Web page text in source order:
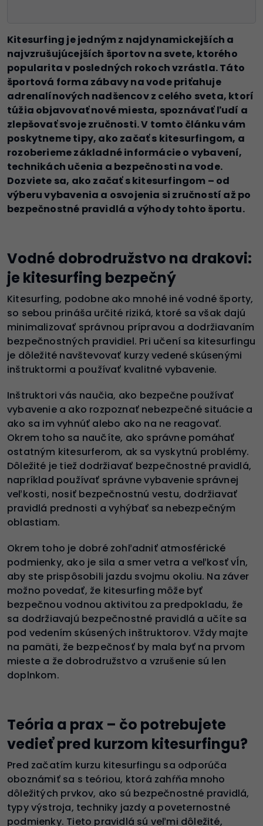
Kitesurfing je jedným z najdynamickejších a
najvzrušujúcejších športov na svete, ktorého
popularita v posledných rokoch vzrástla. Táto
športová forma zábavy na vode priťahuje
adrenalínových nadšencov z celého sveta, ktorí
túžia objavovať nové miesta, spoznávať ľudí a
zlepšovať svoje zručnosti. V tomto článku vám
poskytneme tipy, ako začať s kitesurfingom, a
rozoberieme základné informácie o vybavení,
technikách učenia a bezpečnosti na vode.
Dozviete sa, ako začať s kitesurfingom – od
výberu vybavenia a osvojenia si zručností až po
bezpečnostné pravidlá a výhody tohto športu.
Vodné dobrodružstvo na drakovi:
je kitesurfing bezpečný
Kitesurfing, podobne ako mnohé iné vodné športy,
so sebou prináša určité riziká, ktoré sa však dajú
minimalizovať správnou prípravou a dodržiavaním
bezpečnostných pravidiel. Pri učení sa kitesurfingu
je dôležité navštevovať kurzy vedené skúsenými
inštruktormi a používať kvalitné vybavenie.
Inštruktori vás naučia, ako bezpečne používať
vybavenie a ako rozpoznať nebezpečné situácie a
ako sa im vyhnúť alebo ako na ne reagovať.
Okrem toho sa naučíte, ako správne pomáhať
ostatným kitesurferom, ak sa vyskytnú problémy.
Dôležité je tiež dodržiavať bezpečnostné pravidlá,
napríklad používať správne vybavenie správnej
veľkosti, nosiť bezpečnostnú vestu, dodržiavať
pravidlá prednosti a vyhýbať sa nebezpečným
oblastiam.
Okrem toho je dobré zohľadniť atmosférické
podmienky, ako je sila a smer vetra a veľkosť vĺn,
aby ste prispôsobili jazdu svojmu okoliu. Na záver
možno povedať, že kitesurfing môže byť
bezpečnou vodnou aktivitou za predpokladu, že
sa dodržiavajú bezpečnostné pravidlá a učíte sa
pod vedením skúsených inštruktorov. Vždy majte
na pamäti, že bezpečnosť by mala byť na prvom
mieste a že dobrodružstvo a vzrušenie sú len
doplnkom.
Teória a prax – čo potrebujete
vedieť pred kurzom kitesurfingu?
Pred začatím kurzu kitesurfingu sa odporúča
oboznámiť sa s teóriou, ktorá zahŕňa mnoho
dôležitých prvkov, ako sú bezpečnostné pravidlá,
typy výstroja, techniky jazdy a poveternostné
podmienky. Tieto pravidlá sú veľmi dôležité,